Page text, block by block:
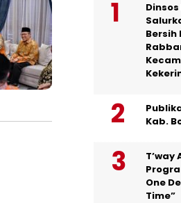
Bersih
Kab.
T’way
One
Time”